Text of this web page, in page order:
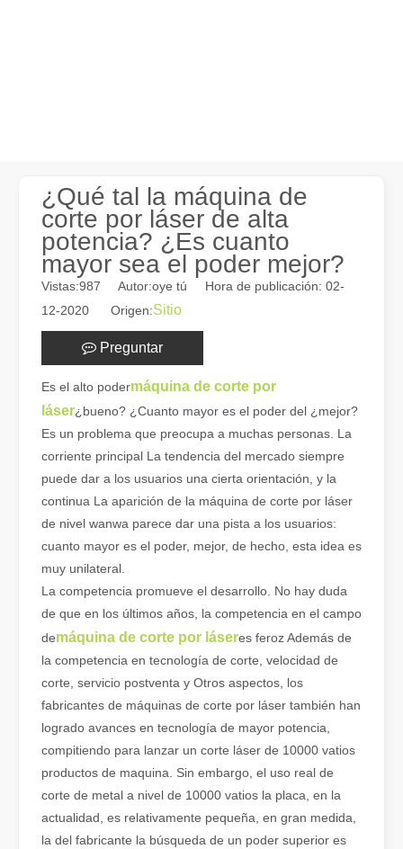
¿Qué tal la máquina de
corte por láser de alta
potencia? ¿Es cuanto
mayor sea el poder mejor?
Vistas:987 Autor:oye tú Hora de publicación: 02-
12-2020 Origen:Sitio
Preguntar
Es el alto podermáquina de corte por
láser¿bueno? ¿Cuanto mayor es el poder del ¿mejor?
Es un problema que preocupa a muchas personas. La
corriente principal La tendencia del mercado siempre
puede dar a los usuarios una cierta orientación, y la
continua La aparición de la máquina de corte por láser
de nivel wanwa parece dar una pista a los usuarios:
cuanto mayor es el poder, mejor, de hecho, esta idea es
muy unilateral.
La competencia promueve el desarrollo. No hay duda
de que en los últimos años, la competencia en el campo
demáquina de corte por láseres feroz Además de
la competencia en tecnología de corte, velocidad de
corte, servicio postventa y Otros aspectos, los
fabricantes de máquinas de corte por láser también han
logrado avances en tecnología de mayor potencia,
compitiendo para lanzar un corte láser de 10000 vatios
productos de maquina. Sin embargo, el uso real de
corte de metal a nivel de 10000 vatios la placa, en la
actualidad, es relativamente pequeña, en gran medida,
la del fabricante la búsqueda de un poder superior es